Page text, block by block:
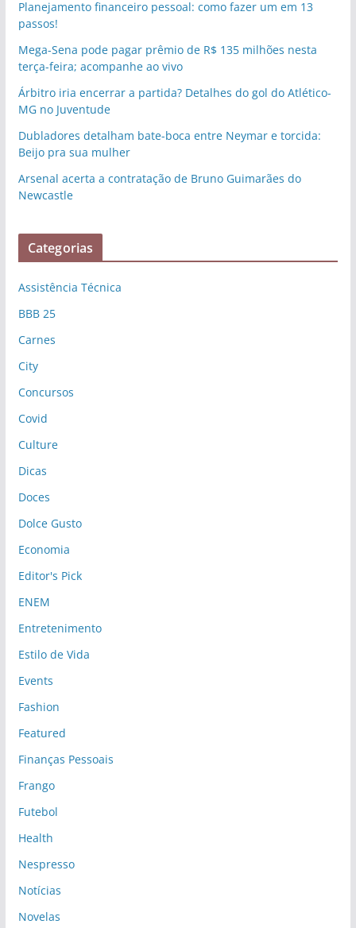
Planejamento financeiro pessoal: como fazer um em 13
passos!
Mega-Sena pode pagar prêmio de R$ 135 milhões nesta
terça-feira; acompanhe ao vivo
Árbitro iria encerrar a partida? Detalhes do gol do Atlético-
MG no Juventude
Dubladores detalham bate-boca entre Neymar e torcida:
Beijo pra sua mulher
Arsenal acerta a contratação de Bruno Guimarães do
Newcastle
Categorias
Assistência Técnica
BBB 25
Carnes
City
Concursos
Covid
Culture
Dicas
Doces
Dolce Gusto
Economia
Editor's Pick
ENEM
Entretenimento
Estilo de Vida
Events
Fashion
Featured
Finanças Pessoais
Frango
Futebol
Health
Nespresso
Notícias
Novelas